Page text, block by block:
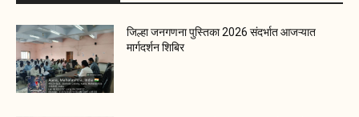
जिल्हा जनगणना पुस्तिका 2026 संदर्भात आजऱ्यात
मार्गदर्शन शिबिर